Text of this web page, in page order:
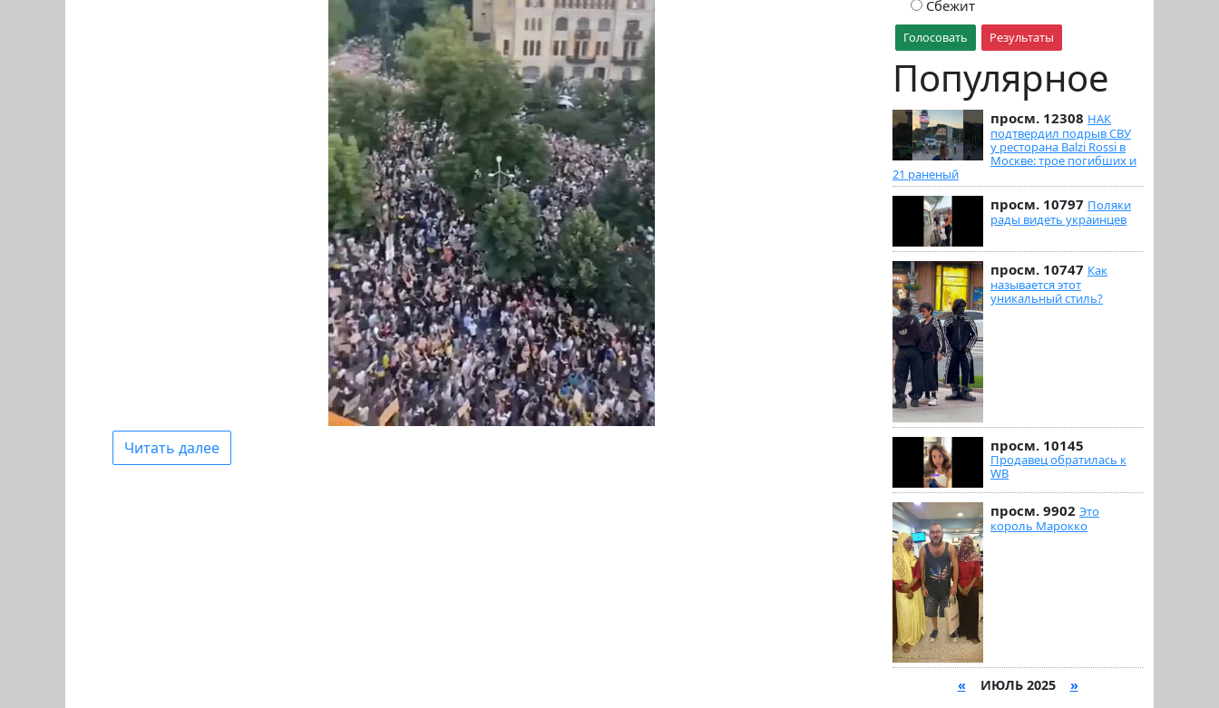
Сбежит
Голосовать Результаты
Популярное
просм. 12308 НАК
подтвердил подрыв СВУ
у ресторана Balzi Rossi в
Москве: трое погибших и
21 раненый
просм. 10797 Поляки
рады видеть украинцев
просм. 10747 Как
называется этот
уникальный стиль?
просм. 10145
Продавец обратилась к
WB
просм. 9902 Это
король Марокко
« ИЮЛЬ 2025 »
Читать далее